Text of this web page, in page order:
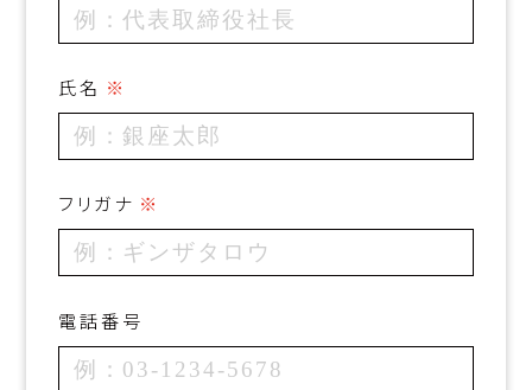
氏名
フリガナ
電話番号